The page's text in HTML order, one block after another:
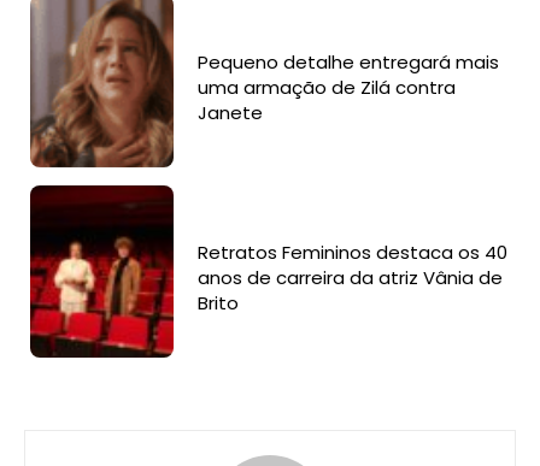
Pequeno detalhe entregará mais
uma armação de Zilá contra
Janete
Retratos Femininos destaca os 40
anos de carreira da atriz Vânia de
Brito